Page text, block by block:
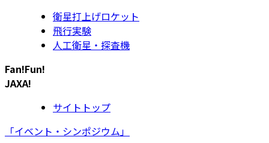
衛星打上げロケット
飛行実験
人工衛星・探査機
Fan!Fun!
JAXA!
サイトトップ
「イベント・シンポジウム」